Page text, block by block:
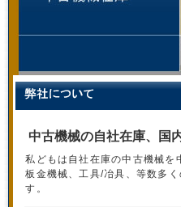
中古機械の自社在庫、国
私どもは自社在庫の中古機械を
板金機械、工具/冶具、等数多
す。